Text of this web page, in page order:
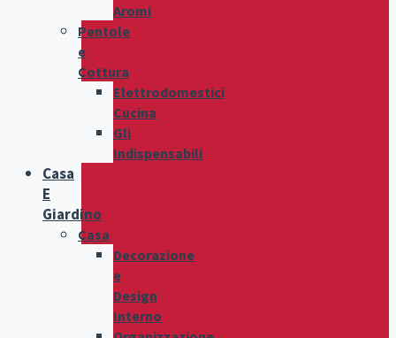
Aromi
Pentole
e
Cottura
Elettrodomestici
Cucina
Gli
Indispensabili
Casa
E
Giardino
Casa
Decorazione
e
Design
Interno